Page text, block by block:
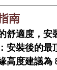
南
舒適度，安
：安裝後的
高度建議為